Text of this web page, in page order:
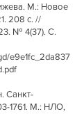
М.: Новое
208 с. //
№ 4(37). С.
e9e1fc_2da837
Санкт-
1761. М.: НЛО,